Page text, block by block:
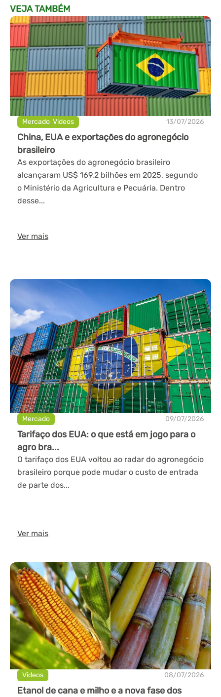
VEJA TAMBÉM
Mercado,Videos 13/07/2026
China, EUA e exportações do agronegócio
brasileiro
As exportações do agronegócio brasileiro
alcançaram US$ 169,2 bilhões em 2025, segundo
o Ministério da Agricultura e Pecuária. Dentro
desse...
Ver mais
Mercado 09/07/2026
Tarifaço dos EUA: o que está em jogo para o
agro bra...
O tarifaço dos EUA voltou ao radar do agronegócio
brasileiro porque pode mudar o custo de entrada
de parte dos...
Ver mais
Videos 08/07/2026
Etanol de cana e milho e a nova fase dos